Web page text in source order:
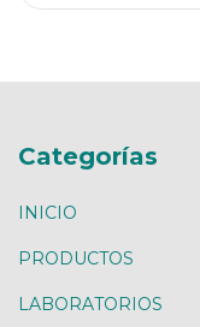
Categorías
INICIO
PRODUCTOS
LABORATORIOS